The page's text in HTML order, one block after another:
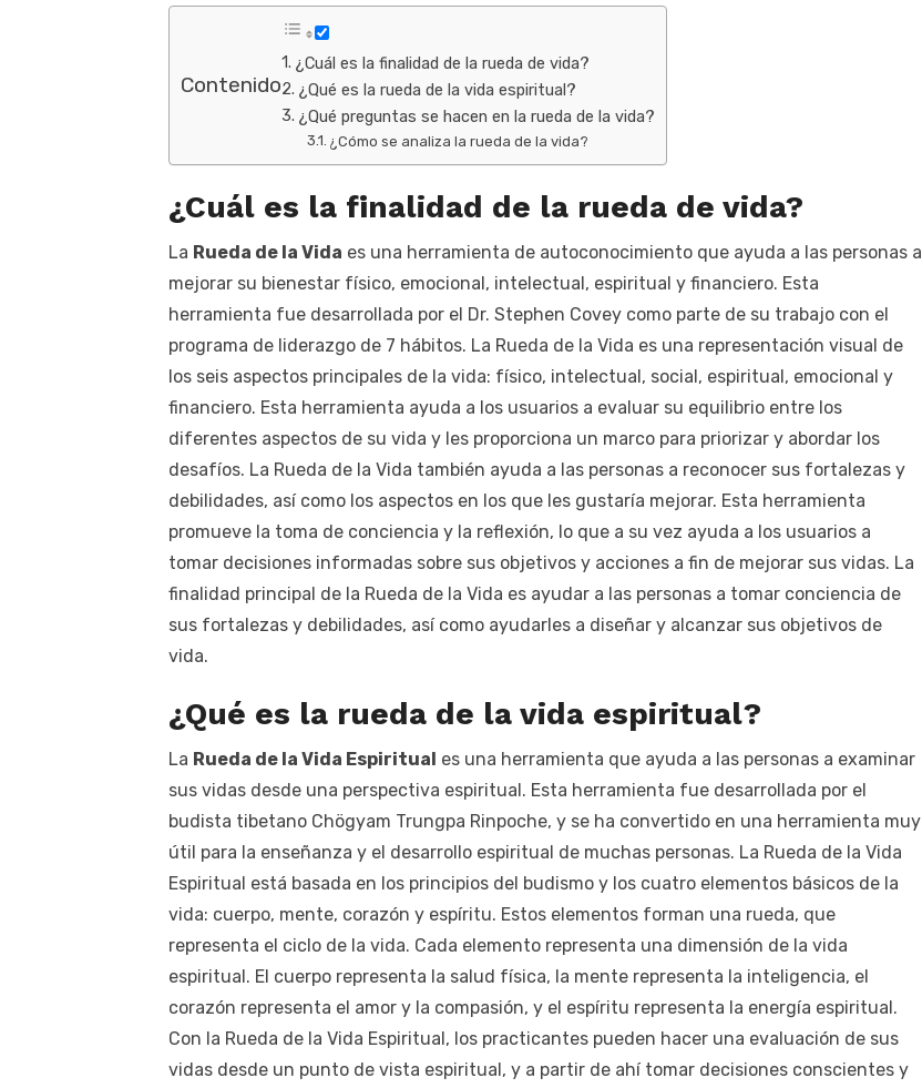
Contenido
¿Cuál es la finalidad de la rueda de vida?
¿Qué es la rueda de la vida espiritual?
¿Qué preguntas se hacen en la rueda de la vida?
¿Cómo se analiza la rueda de la vida?
¿Cuál es la finalidad de la rueda de vida?
La Rueda de la Vida es una herramienta de autoconocimiento que ayuda a las personas a
mejorar su bienestar físico, emocional, intelectual, espiritual y financiero. Esta
herramienta fue desarrollada por el Dr. Stephen Covey como parte de su trabajo con el
programa de liderazgo de 7 hábitos. La Rueda de la Vida es una representación visual de
los seis aspectos principales de la vida: físico, intelectual, social, espiritual, emocional y
financiero. Esta herramienta ayuda a los usuarios a evaluar su equilibrio entre los
diferentes aspectos de su vida y les proporciona un marco para priorizar y abordar los
desafíos. La Rueda de la Vida también ayuda a las personas a reconocer sus fortalezas y
debilidades, así como los aspectos en los que les gustaría mejorar. Esta herramienta
promueve la toma de conciencia y la reflexión, lo que a su vez ayuda a los usuarios a
tomar decisiones informadas sobre sus objetivos y acciones a fin de mejorar sus vidas. La
finalidad principal de la Rueda de la Vida es ayudar a las personas a tomar conciencia de
sus fortalezas y debilidades, así como ayudarles a diseñar y alcanzar sus objetivos de
vida.
¿Qué es la rueda de la vida espiritual?
La Rueda de la Vida Espiritual es una herramienta que ayuda a las personas a examinar
sus vidas desde una perspectiva espiritual. Esta herramienta fue desarrollada por el
budista tibetano Chögyam Trungpa Rinpoche, y se ha convertido en una herramienta muy
útil para la enseñanza y el desarrollo espiritual de muchas personas. La Rueda de la Vida
Espiritual está basada en los principios del budismo y los cuatro elementos básicos de la
vida: cuerpo, mente, corazón y espíritu. Estos elementos forman una rueda, que
representa el ciclo de la vida. Cada elemento representa una dimensión de la vida
espiritual. El cuerpo representa la salud física, la mente representa la inteligencia, el
corazón representa el amor y la compasión, y el espíritu representa la energía espiritual.
Con la Rueda de la Vida Espiritual, los practicantes pueden hacer una evaluación de sus
vidas desde un punto de vista espiritual, y a partir de ahí tomar decisiones conscientes y